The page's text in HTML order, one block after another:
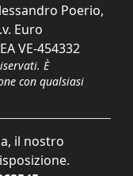
Poerio,
Euro
VE-454332
È
con qualsiasi
il nostro